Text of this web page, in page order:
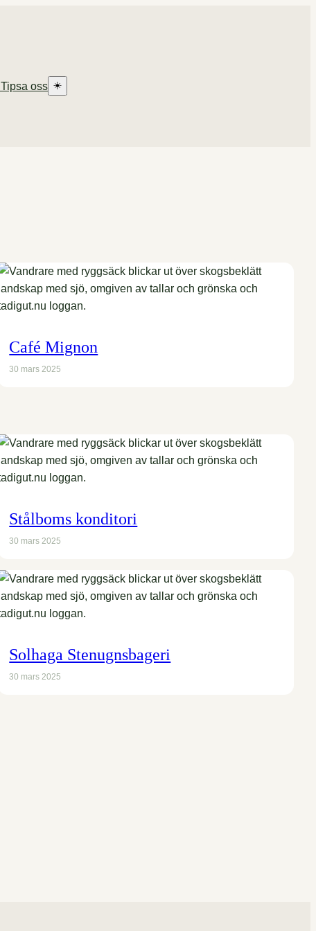
Tipsa oss ☀️
Café Mignon
30 mars 2025
Stålboms konditori
30 mars 2025
Solhaga Stenugnsbageri
30 mars 2025